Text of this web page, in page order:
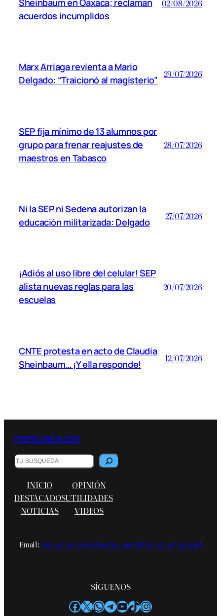
Sheinbaum en Oaxaca; reclaman
acuerdos incumplidos
02/08/2026
Marx Arriaga revienta a Mario
Delgado: “Traicionó al magisterio”
29/07/2026
SEP fija mínimo de 13 alumnos por
grupo para frenar reajustes de
maestros en Tabasco
28/07/2026
Ni la SEP ni Sedena autorizan la
educación militarizada: Delgado
27/07/2026
¡Adiós al uso libre del celular! SEP
alista nuevas reglas para las
escuelas
20/07/2026
CNTE protesta en acto de Claudia
Sheinbaum… ¡Y ella responde!
12/07/2026
PROFELANDIA.COM
B
u
a
r
INICIO
DESTACADOS
NOTICIAS
OPINIÓN
UTILIDADES
VIDEOS
Email:redaccion@profelandia.comPolítica de privacidad
SÍGUENOS
Facebook
X WhatsApp
Telegram
YouTube
TikTok
Instagram